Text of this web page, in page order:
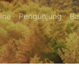
Pengunjung